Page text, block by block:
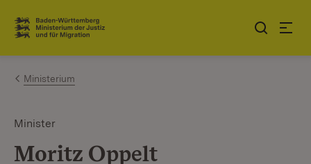
Zum Inhalt springen
Link zur Startseite
Ministerium
Minister
Moritz Oppelt